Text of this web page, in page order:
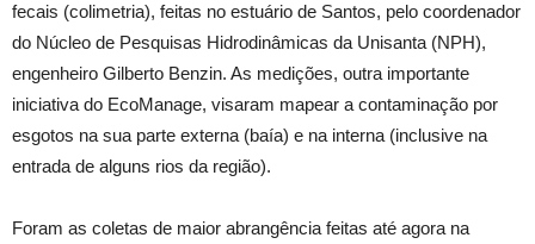
fecais (colimetria), feitas no estuário de Santos, pelo coordenador
do Núcleo de Pesquisas Hidrodinâmicas da Unisanta (NPH),
engenheiro Gilberto Benzin. As medições, outra importante
iniciativa do EcoManage, visaram mapear a contaminação por
esgotos na sua parte externa (baía) e na interna (inclusive na
entrada de alguns rios da região).
Foram as coletas de maior abrangência feitas até agora na